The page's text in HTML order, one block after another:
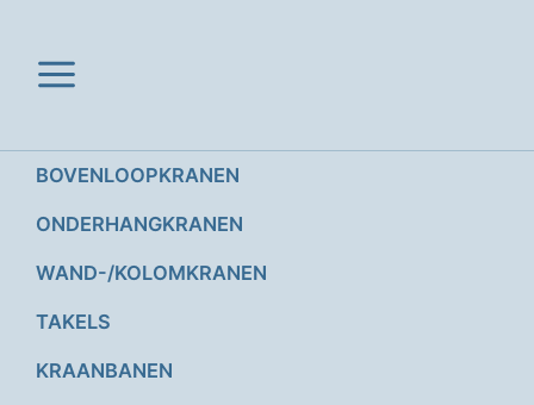
inhoud
BOVENLOOPKRANEN
ONDERHANGKRANEN
WAND-/KOLOMKRANEN
TAKELS
KRAANBANEN